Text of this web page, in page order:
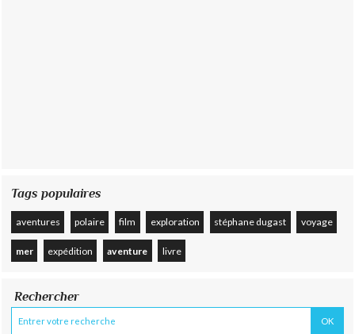
Tags populaires
aventures polaire film exploration stéphane dugast voyage
mer expédition aventure livre
Rechercher